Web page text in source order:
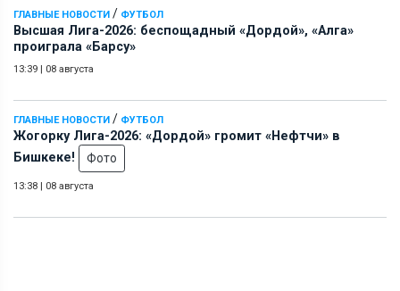
ГЛАВНЫЕ НОВОСТИ / ФУТБОЛ
Высшая Лига-2026: беспощадный «Дордой», «Алга»
проиграла «Барсу»
13:39 | 08 августа
ГЛАВНЫЕ НОВОСТИ / ФУТБОЛ
Жогорку Лига-2026: «Дордой» громит «Нефтчи» в
Бишкеке!
Фото
13:38 | 08 августа